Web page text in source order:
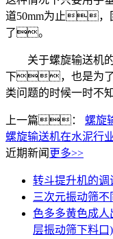
道50mm为止，
了。
关于螺旋输送机的
下，也是为了
类问题的时候一时不
上一篇： 螺旋
螺旋输送机在水泥行
近期新闻 更多>>
转斗提升机的
三次元振动筛
色多多黄色成人
层振动筛下料口)